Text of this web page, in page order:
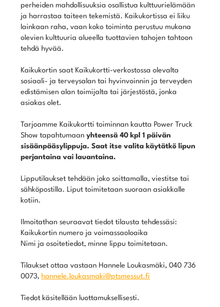
perheiden mahdollisuuksia osallistua kulttuurielämään
ja harrastaa taiteen tekemistä. Kaikukortissa ei liiku
lainkaan raha, vaan koko toiminta perustuu mukana
olevien kulttuuria alueella tuottavien tahojen tahtoon
tehdä hyvää.
Kaikukortin saat Kaikukortti-verkostossa olevalta
sosiaali- ja terveysalan tai hyvinvoinnin ja terveyden
edistämisen alan toimijalta tai järjestöstä, jonka
asiakas olet.
Tarjoamme Kaikukortti toiminnan kautta Power Truck
Show tapahtumaan yhteensä 40 kpl 1 päivän
sisäänpääsylippuja. Saat itse valita käytätkö lipun
perjantaina vai lauantaina.
Lipputilaukset tehdään joko soittamalla, viestitse tai
sähköpostilla. Liput toimitetaan suoraan asiakkalle
kotiin.
Ilmoitathan seuraavat tiedot tilausta tehdessäsi:
Kaikukortin numero ja voimassaoloaika
Nimi ja osoitetiedot, minne lippu toimitetaan.
Tilaukset ottaa vastaan Hannele Loukasmäki, 040 736
0073,hannele.loukasmaki@ptsmessut.fi
Tiedot käsitellään luottamuksellisesti.